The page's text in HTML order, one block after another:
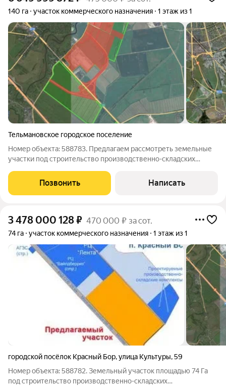
140 га участок коммерческого назначения 1 этаж из 1
Тельмановское городское поселение
Номер объекта: 588783. Предлагаем рассмотреть земельные
участки под строительство производственно-складских
Описание индустриального парка: Общая площадь парка
составляет 233 Га Категория земель:
Позвонить Написать
3 478 000 128₽ 470 000 ₽ за сот.
74 га участок коммерческого назначения 1 этаж из 1
городской посёлок Красный Бор,улица Культуры,59
Номер объекта: 588782. Земельный участок площадью 74 Га
под строительство производственно-складских